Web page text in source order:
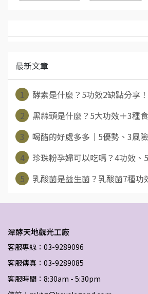
最新文章
1
酵素是什麼？5功效2缺點分享
2
黑蒜頭是什麼？5大功效＋3種
3
喝醋的好處多多｜5優勢、3風
4
珍珠粉孕婦可以吃嗎？4功效
5
乳酸菌是益生菌？乳酸菌7種
潭酵天地觀光工廠
客服專線：03-9289096
客服傳真：03-9289085
客服時間：8:30am - 5:30pm